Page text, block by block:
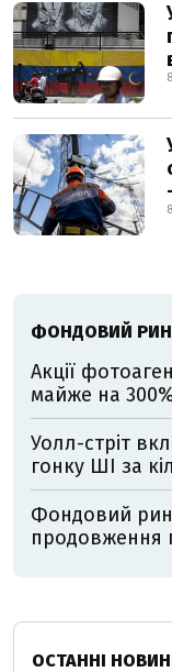
ФОНДОВИЙ
Акції
майже на
Уолл-стріт
гонку ШІ за
Фондовий
продовження
ОСТАННІ